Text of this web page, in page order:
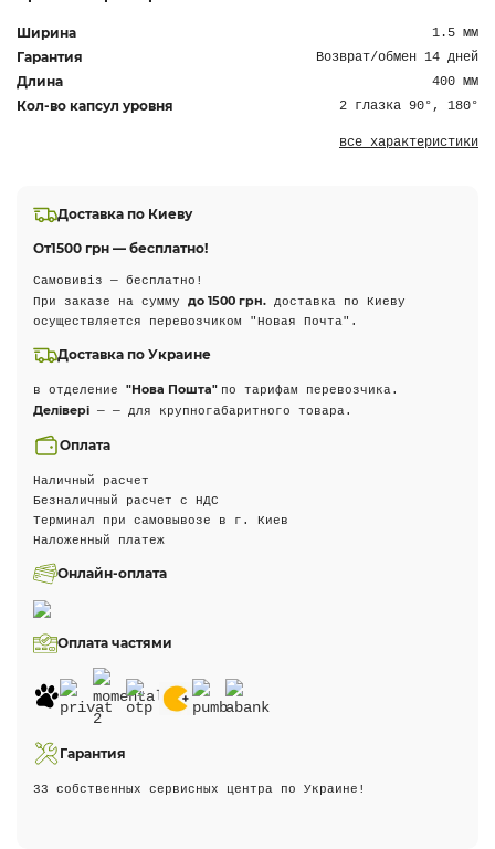
Ширина 1.5 мм
Гарантия Возврат/обмен 14 дней
Длина 400 мм
Кол-во капсул уровня 2 глазка 90°, 180°
все характеристики
Доставка по Киеву
От1500 грн — бесплатно!
Самовивіз — бесплатно!
При заказе на сумму до 1500 грн. доставка по Киеву
осуществляется перевозчиком "Новая Почта".
Доставка по Украине
в отделение "Нова Пошта" по тарифам перевозчика.
Делівері — — для крупногабаритного товара.
Оплата
Наличный расчет
Безналичный расчет с НДС
Терминал при самовывозе в г. Киев
Наложенный платеж
Онлайн-оплата
Оплата частями
Гарантия
33 собственных сервисных центра по Украине!